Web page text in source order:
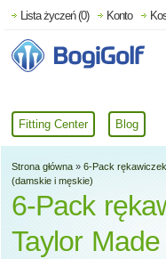
Fitting Center Blog
Lista życzeń (0) Konto
Strona główna » 6-Pack
(damskie i męskie)
6-Pack
Taylor